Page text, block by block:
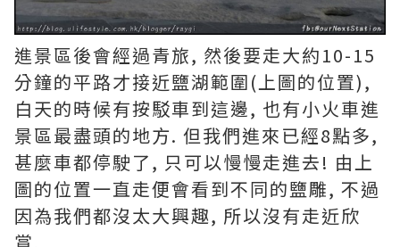
進景區後會經過青旅, 然後要走大約10-15
分鐘的平路才接近鹽湖範圍(上圖的位置),
白天的時候有按駁車到這邊, 也有小火車進
景區最盡頭的地方. 但我們進來已經8點多,
甚麼車都停駛了, 只可以慢慢走進去! 由上
圖的位置一直走便會看到不同的鹽雕, 不過
因為我們都沒太大興趣, 所以沒有走近欣